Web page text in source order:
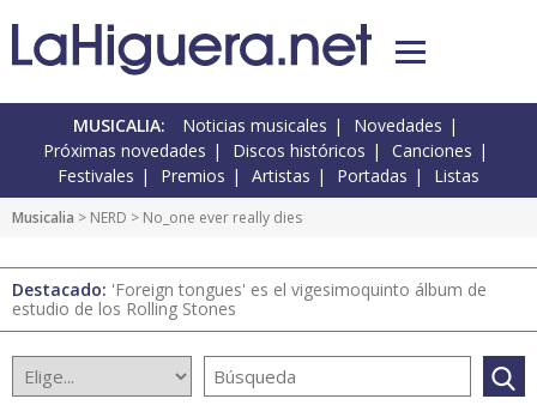
MUSICALIA: Noticias musicales
Novedades
Próximas novedades
Discos históricos
Canciones
Festivales
Premios Artistas Portadas Listas
Musicalia > NERD > No_one ever really dies
Destacado: 'Foreign tongues' es el vigesimoquinto álbum de
estudio de los Rolling Stones